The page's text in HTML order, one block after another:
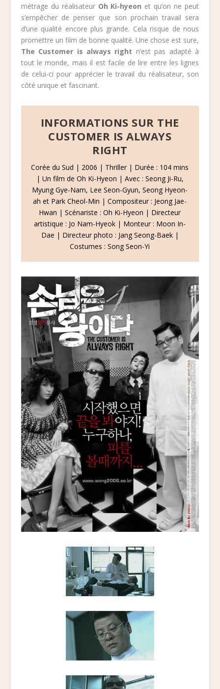
métrage du réalisateur Oh Ki-hyeon et qu’on ne peut
s’empêcher de penser que son prochain travail sera
d’une qualité encore plus grande. Cela risque de nous
promettre un film de bonne qualité. Une chose est sure,
The Customer is always right n’est pas adapté à
tout le monde, mais il est facile de lire entre les lignes
de celui-ci pour apprécier le travail du réalisateur, son
côté unique et fascinant.
INFORMATIONS SUR THE
CUSTOMER IS ALWAYS
RIGHT
Corée du Sud | 2006 | Thriller | Durée : 104 mins
| Un film de Oh Ki-Hyeon | Avec : Seong Ji-Ru,
Myung Gye-Nam, Lee Seon-Gyun, Seong Hyeon-
ah et Park Cheol-Min | Compositeur : Jeong Jae-
Hwan | Scénariste : Oh Ki-Hyeon | Directeur
artistique : Jo Nam-Hyeok | Monteur : Moon In-
Dae | Directeur photo : Jang Seong-Baek |
Costumes : Song Seon-Yi